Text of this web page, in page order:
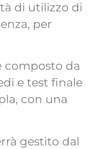
di utilizzo di
per
composto da
e test finale
con una
gestito dal